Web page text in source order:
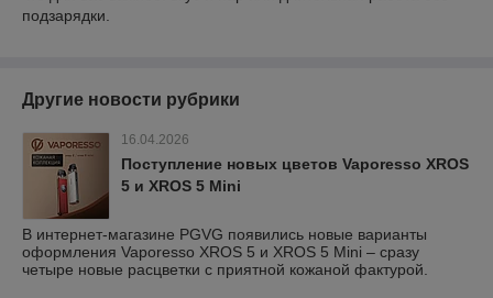
подзарядки.
Другие новости рубрики
16.04.2026
Поступление новых цветов Vaporesso XROS
5 и XROS 5 Mini
В интернет-магазине PGVG появились новые варианты
оформления Vaporesso XROS 5 и XROS 5 Mini – сразу
четыре новые расцветки с приятной кожаной фактурой.